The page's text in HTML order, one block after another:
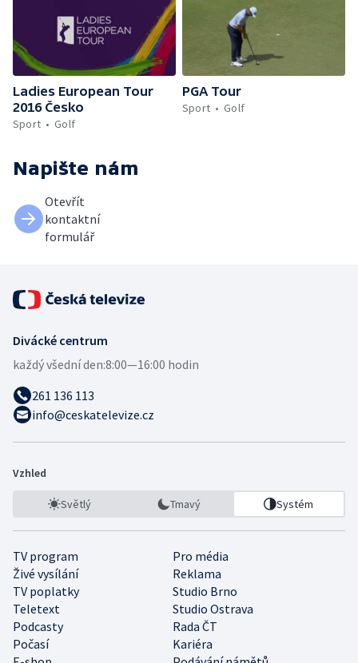
Ladies European Tour
2016 Česko
Sport
Golf
PGA Tour
Sport
Golf
Napište nám
Otevřít
kontaktní
formulář
Divácké centrum
každý všední den:8:00—16:00 hodin
261 136 113
info@ceskatelevize.cz
Vzhled
Světlý Tmavý Systém
TV program
Pro média
Živé vysílání
Reklama
TV poplatky
Studio Brno
Teletext
Studio Ostrava
Podcasty
Rada ČT
Počasí
Kariéra